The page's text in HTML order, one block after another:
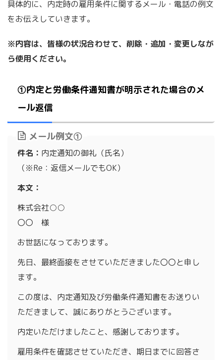
具体的に、内定時の雇用条件に関するメール・電話の例文
をお伝えしていきます。
※内容は、皆様の状況合わせて、削除・追加・変更しなが
ら使用ください。
①内定と労働条件通知書が明示された場合のメ
ール返信
メール例文①
件名： 内定通知の御礼（氏名）
（※Re：返信メールでもOK）
本文：
株式会社○○
〇〇 様
お世話になっております。
先日、最終面接をさせていただきました〇〇と申し
ます。
この度は、内定通知及び労働条件通知書をお送りい
ただきまして、誠にありがとうございます。
内定いただけましたこと、感謝しております。
雇用条件を確認させていただき、期日までに回答さ